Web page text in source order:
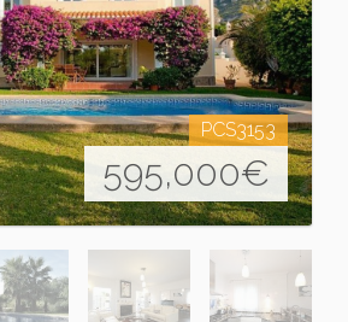
PCS3153
595,000€